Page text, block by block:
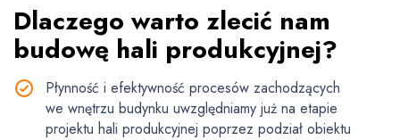
Dlaczego warto zlecić nam
budowę hali produkcyjnej?
Płynność i efektywność procesów zachodzących
we wnętrzu budynku uwzględniamy już na etapie
projektu hali produkcyjnej poprzez podział obiektu